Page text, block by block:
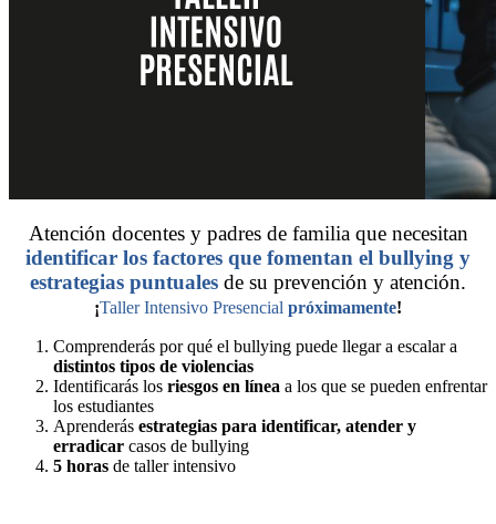
Atención docentes y padres de familia que necesitan
identificar los factores que fomentan el bullying y
estrategias puntuales de su prevención y atención.
¡Taller Intensivo Presencial próximamente!
Comprenderás por qué el bullying puede llegar a escalar a
distintos tipos de violencias
Identificarás los riesgos en línea a los que se pueden enfrentar
los estudiantes
Aprenderás estrategias para identificar, atender y
erradicar casos de bullying
5 horas de taller intensivo